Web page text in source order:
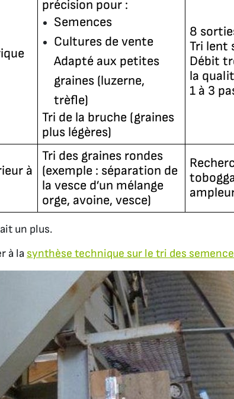
précision pour :
Semences
Cultures de vente
Adapté aux petites
graines (luzerne,
trèfle)
Tri de la bruche (graines
plus légères)
8
Tri lent
Débit
la
1 à 3
à
Tri des graines rondes
(exemple : séparation de
la vesce d’un mélange
orge, avoine, vesce)
un plus.
à la synthèse technique sur le tri des